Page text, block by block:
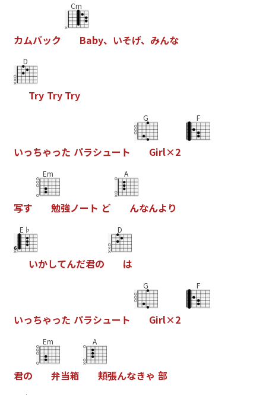
カムバック
Cm
Baby、 いそげ、 みんな
D
Try Try Try
いっちゃった パラシュー ト
G
Girl×2
F
写す
Em
勉強ノー ト ど
A
んなんよ り
E♭
いかしてんだ君の
D
は
いっちゃった パラシュー ト
G
Girl×2
F
君の
Em
弁当箱
A
頬張んなきゃ 部